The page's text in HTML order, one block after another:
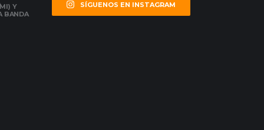
Y
BANDA
SÍGUENOS EN INSTAGRAM